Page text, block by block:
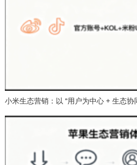
小米生态营销：以 “用户为中心 + 生态协